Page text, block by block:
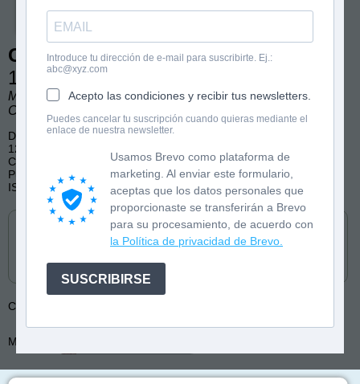
Introduce tu dirección de e-mail para suscribirte. Ej.:
abc@xyz.com
Acepto las condiciones y recibir tus newsletters.
Puedes cancelar tu suscripción cuando quieras mediante el
enlace de nuestra newsletter.
Usamos Brevo como plataforma de
marketing. Al enviar este formulario,
aceptas que los datos personales que
proporcionaste se transferirán a Brevo
para su procesamiento, de acuerdo con
la Política de privacidad de Brevo.
SUSCRIBIRSE
Grandes enigmas de la ciencia
120 preguntas y respuestas
Marían Mellén, Luis Quevedo. Ilustraciones de Enrique
Carlos Martín.
De 7 a 12 años
128 páginas
Ciencia, no-ficción, descubrimientos
Publicado por Molino
ISBN: 9788427240490
Cómpralo en
Colección:
Más de: